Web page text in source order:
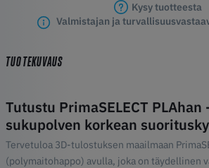
Kysy tuotteesta
Valmistajan ja
TUOTEKUVAUS
Tutustu PrimaSELECT PLAhan
sukupolven korkean
Tervetuloa 3D-tulostuksen maailmaan
(polymaitohappo) avulla, joka on täydellinen